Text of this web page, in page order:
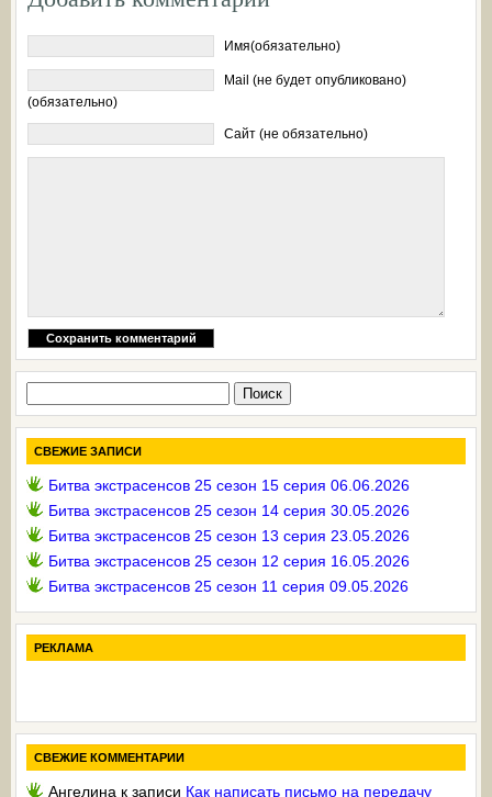
Имя(обязательно)
Mail (не будет опубликовано)
(обязательно)
Сайт (не обязательно)
СВЕЖИЕ ЗАПИСИ
Битва экстрасенсов 25 сезон 15 серия 06.06.2026
Битва экстрасенсов 25 сезон 14 серия 30.05.2026
Битва экстрасенсов 25 сезон 13 серия 23.05.2026
Битва экстрасенсов 25 сезон 12 серия 16.05.2026
Битва экстрасенсов 25 сезон 11 серия 09.05.2026
РЕКЛАМА
СВЕЖИЕ КОММЕНТАРИИ
Ангелина к записи Как написать письмо на передачу